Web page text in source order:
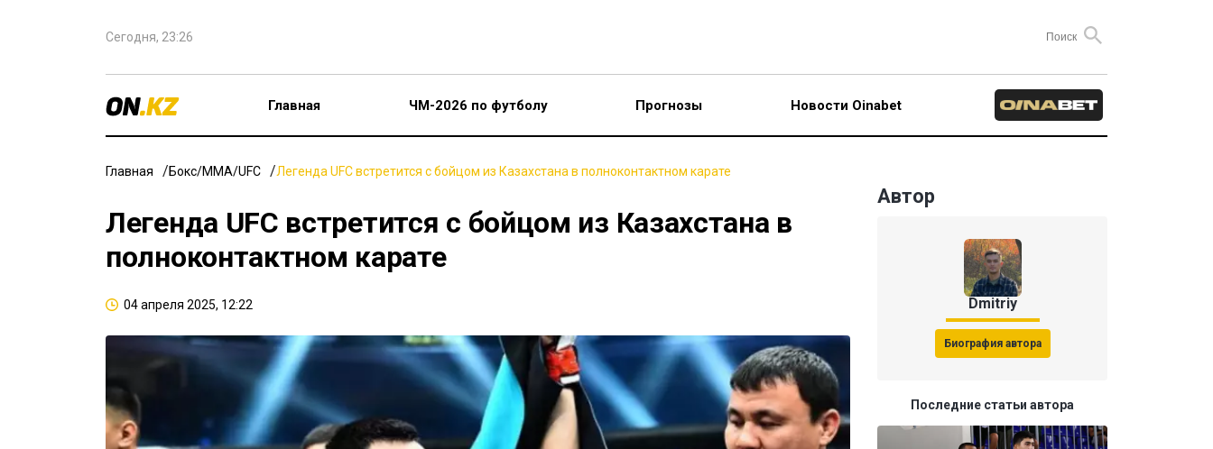
Сегодня, 23:26
Главная ЧМ-2026 по футболу Прогнозы Новости Oinabet
Главная Бокс/ММА/UFC Легенда UFC встретится с бойцом из Казахстана в полноконтактном карате
Легенда UFC встретится с бойцом из Казахстана в
полноконтактном карате
04 апреля 2025, 12:22
Автор
Dmitriy
Биография автора
Последние статьи автора